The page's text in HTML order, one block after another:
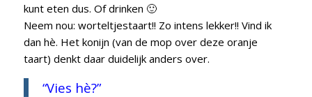
kunt eten dus. Of drinken 🙂
Neem nou: worteltjestaart!! Zo intens lekker!! Vind ik
dan hè. Het konijn (van de mop over deze oranje
taart) denkt daar duidelijk anders over.
“Vies hè?”